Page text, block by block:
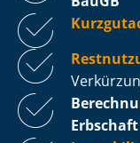
Erbschaft